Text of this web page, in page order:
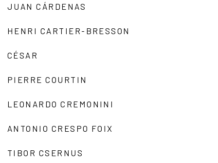
JUAN CÁRDENAS
HENRI CARTIER-BRESSON
CÉSAR
PIERRE COURTIN
LEONARDO CREMONINI
ANTONIO CRESPO FOIX
TIBOR CSERNUS